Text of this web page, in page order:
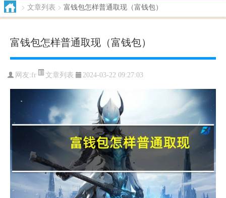
> 文章列表 > 富钱包怎样普通取现（富钱包）
富钱包怎样普通取现（富钱包）
网友:fr 文章列表 2024-03-22 09:27:03